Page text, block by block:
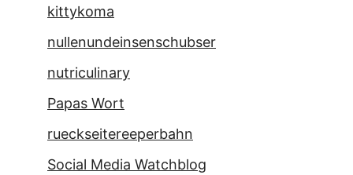
kittykoma
nullenundeinsenschubser
nutriculinary
Papas Wort
rueckseitereeperbahn
Social Media Watchblog